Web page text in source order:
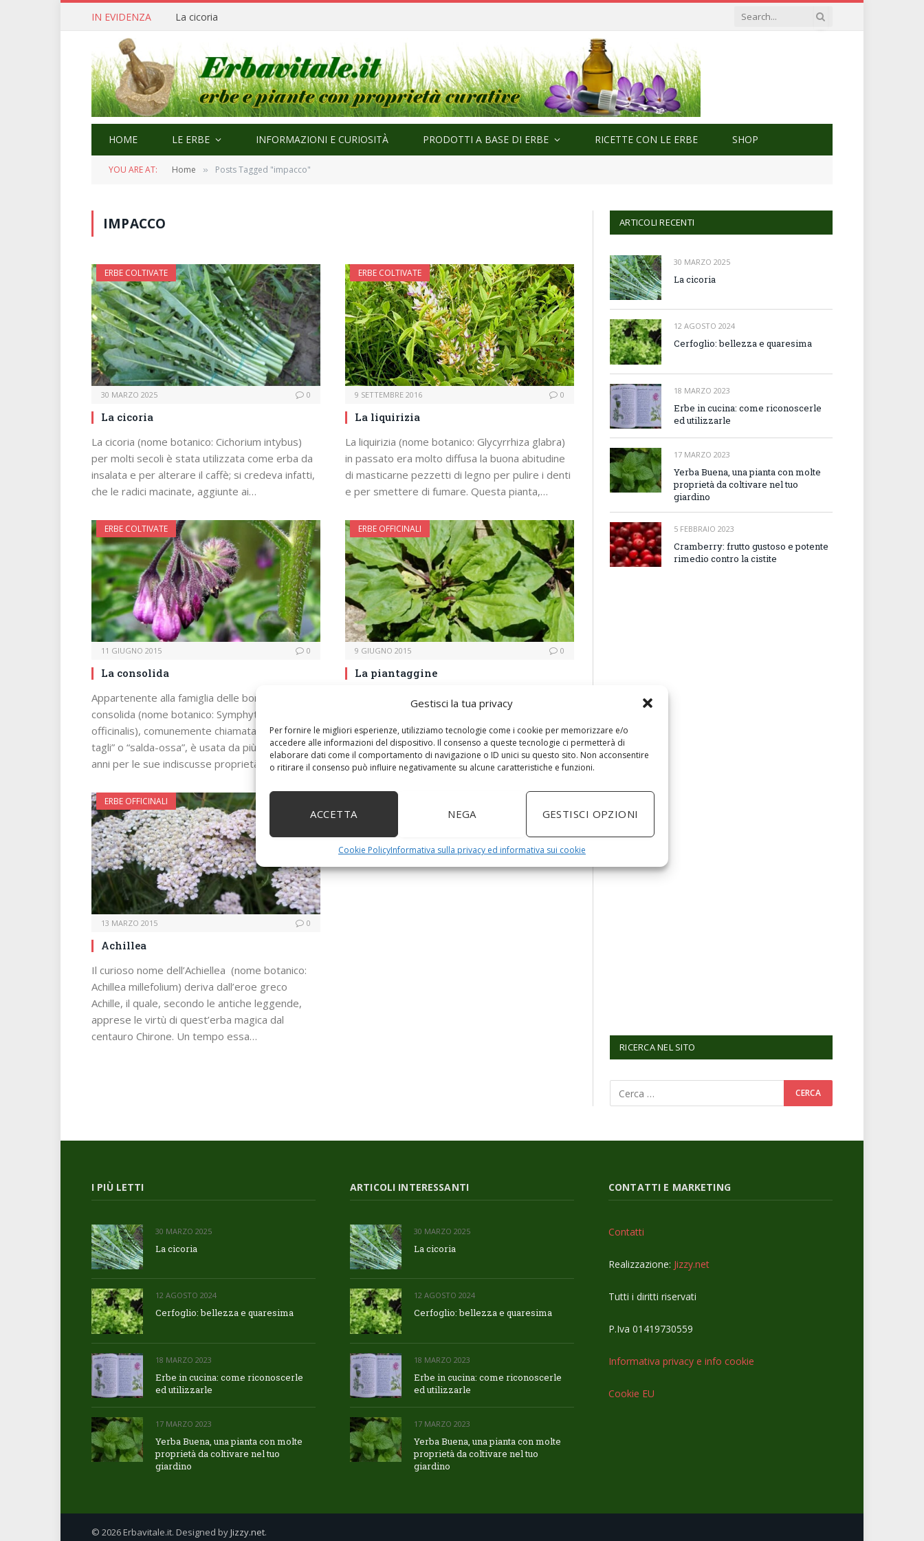
Gestisci la tua privacy
Per fornire le migliori esperienze, utilizziamo tecnologie come i cookie per memorizzare e/o
accedere alle informazioni del dispositivo. Il consenso a queste tecnologie ci permetterà di
elaborare dati come il comportamento di navigazione o ID unici su questo sito. Non acconsentire
o ritirare il consenso può influire negativamente su alcune caratteristiche e funzioni.
ACCETTA NEGA GESTISCI OPZIONI
Cookie PolicyInformativa sulla privacy ed informativa sui cookie
IN EVIDENZA La cicoria
HOME LE ERBE INFORMAZIONI E CURIOSITÀ PRODOTTI A BASE DI ERBE RICETTE CON LE ERBE SHOP
YOU ARE AT: Home » Posts Tagged "impacco"
IMPACCO
ERBE COLTIVATE
30 MARZO 2025 0
La cicoria
La cicoria (nome botanico: Cichorium intybus)
per molti secoli è stata utilizzata come erba da
insalata e per alterare il caffè; si credeva infatti,
che le radici macinate, aggiunte ai…
ERBE COLTIVATE
9 SETTEMBRE 2016 0
La liquirizia
La liquirizia (nome botanico: Glycyrrhiza glabra)
in passato era molto diffusa la buona abitudine
di masticarne pezzetti di legno per pulire i denti
e per smettere di fumare. Questa pianta,…
ERBE COLTIVATE
11 GIUGNO 2015 0
La consolida
Appartenente alla famiglia delle borraginacee, la
consolida (nome botanico: Symphytum
officinalis), comunemente chiamata “erba dei
tagli” o “salda-ossa”, è usata da più di duemila
anni per le sue indiscusse proprietà…
ERBE OFFICINALI
9 GIUGNO 2015 0
La piantaggine
La piantaggine (nome botanico: Plantago major,
Plantago lanceolata, Plantago media) era
chiamata anticamente dai greci Arnoglossa, che
significa “lingua d’agnello”, in quanto le sue foglie
assomigliavano appunto a delle lingue…
ERBE OFFICINALI
13 MARZO 2015 0
Achillea
Il curioso nome dell’Achiellea (nome botanico:
Achillea millefolium) deriva dall’eroe greco
Achille, il quale, secondo le antiche leggende,
apprese le virtù di quest’erba magica dal
centauro Chirone. Un tempo essa…
ARTICOLI RECENTI
30 MARZO 2025
La cicoria
12 AGOSTO 2024
Cerfoglio: bellezza e quaresima
18 MARZO 2023
Erbe in cucina: come riconoscerle
ed utilizzarle
17 MARZO 2023
Yerba Buena, una pianta con molte
proprietà da coltivare nel tuo
giardino
5 FEBBRAIO 2023
Cramberry: frutto gustoso e potente
rimedio contro la cistite
RICERCA NEL SITO
I PIÙ LETTI
30 MARZO 2025
La cicoria
12 AGOSTO 2024
Cerfoglio: bellezza e quaresima
18 MARZO 2023
Erbe in cucina: come riconoscerle
ed utilizzarle
17 MARZO 2023
Yerba Buena, una pianta con molte
proprietà da coltivare nel tuo
giardino
ARTICOLI INTERESSANTI
30 MARZO 2025
La cicoria
12 AGOSTO 2024
Cerfoglio: bellezza e quaresima
18 MARZO 2023
Erbe in cucina: come riconoscerle
ed utilizzarle
17 MARZO 2023
Yerba Buena, una pianta con molte
proprietà da coltivare nel tuo
giardino
CONTATTI E MARKETING
Contatti
Realizzazione: Jizzy.net
Tutti i diritti riservati
P.Iva 01419730559
Informativa privacy e info cookie
Cookie EU
© 2026 Erbavitale.it. Designed byJizzy.net.